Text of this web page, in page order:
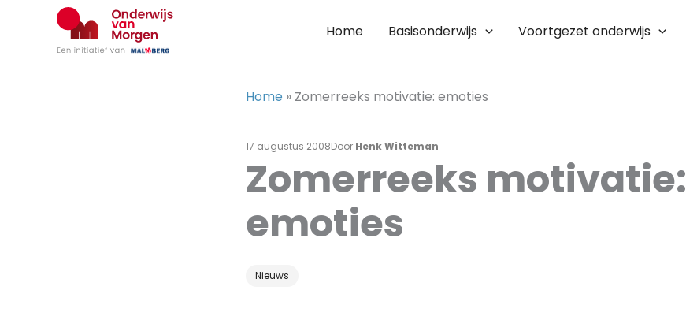
Home Basisonderwijs Voortgezet onderwijs
Home » Zomerreeks motivatie: emoties
17 augustus 2008Door Henk Witteman
Nieuws
Zomerreeks motivatie:
emoties